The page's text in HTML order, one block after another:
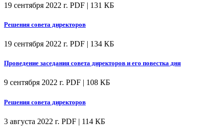
19 сентября 2022 г. PDF | 131 КБ
Решения совета директоров
19 сентября 2022 г. PDF | 134 КБ
Проведение заседания совета директоров и его повестка дня
9 сентября 2022 г. PDF | 108 КБ
Решения совета директоров
3 августа 2022 г. PDF | 114 КБ